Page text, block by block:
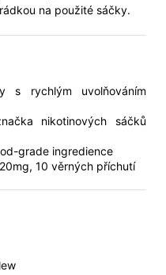
na použité sáčky.
s rychlým uvolňováním
nikotinových sáčků
grade ingredience
10 věrných příchutí